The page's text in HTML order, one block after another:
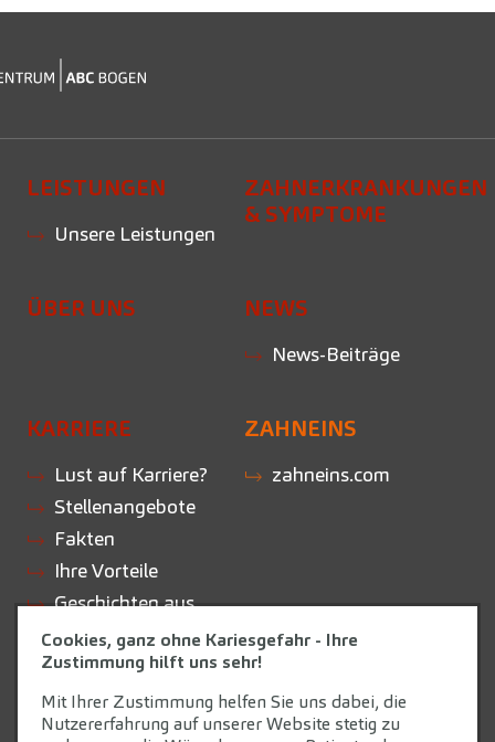
LEISTUNGEN
Unsere Leistungen
ZAHNERKRANKUNGEN
& SYMPTOME
ÜBER UNS NEWS
News-Beiträge
KARRIERE
Lust auf Karriere?
Stellenangebote
Fakten
Ihre Vorteile
Geschichten aus
der Praxis
Initiativbewerbung
ZAHNEINS
zahneins.com
Cookies, ganz ohne Kariesgefahr - Ihre
Zustimmung hilft uns sehr!
Mit Ihrer Zustimmung helfen Sie uns dabei, die
Nutzererfahrung auf unserer Website stetig zu